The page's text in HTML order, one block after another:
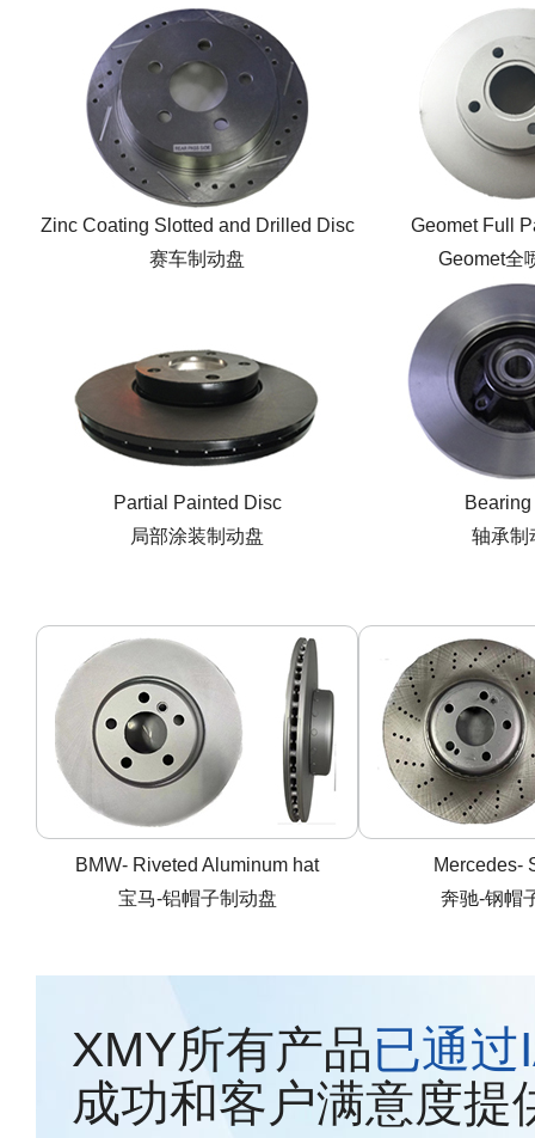
Zinc Coating Slotted and Drilled Disc
赛车制动盘
Geomet Full
Geomet全
Partial Painted Disc
局部涂装制动盘
轴承制
BMW- Riveted Aluminum hat
宝马-铝帽子制动盘
Mercedes-
奔驰-钢帽
XMY所有产品已通
成功和客户满意度提